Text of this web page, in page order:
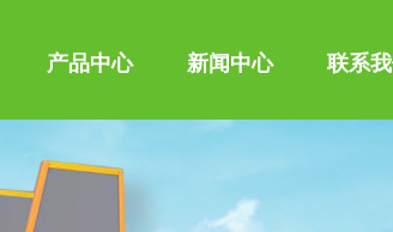
产品中心 新闻中心 联系
、油罐车、高空作业车、高压清洗车、
工液体运输车、扫路车、冷藏车、汽车
楚风各种二类底盘。公司拥有自行出口